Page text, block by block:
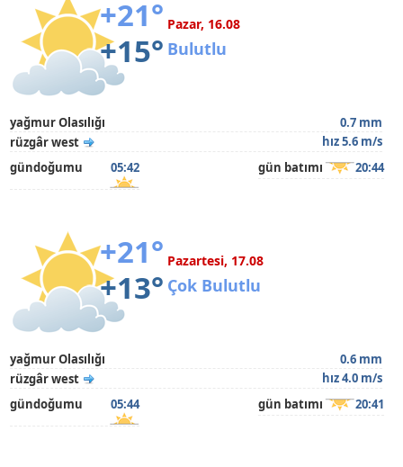
+21°
+15°
Pazar, 16.08
Bulutlu
yağmur Olasılığı
0.7 mm
rüzgâr west
hız 5.6 m/s
gündoğumu
05:42 gün batımı 20:44
+21°
+13°
Pazartesi, 17.08
Çok Bulutlu
yağmur Olasılığı
0.6 mm
rüzgâr west
hız 4.0 m/s
gündoğumu
05:44 gün batımı 20:41